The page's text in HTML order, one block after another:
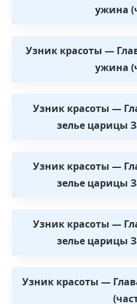
ужина
Узник красоты —
ужина
Узник красоты —
зелье царицы
Узник красоты —
зелье царицы
Узник красоты —
зелье царицы
Узник красоты —